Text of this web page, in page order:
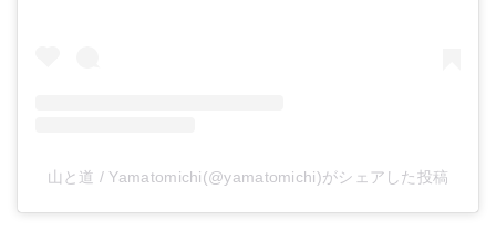
山と道 / Yamatomichi(@yamatomichi)がシェアした投稿